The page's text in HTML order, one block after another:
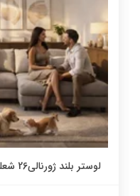
لوستر بلند ژورنالی26 شعله فرانسوی حباب شیشه برند OWL